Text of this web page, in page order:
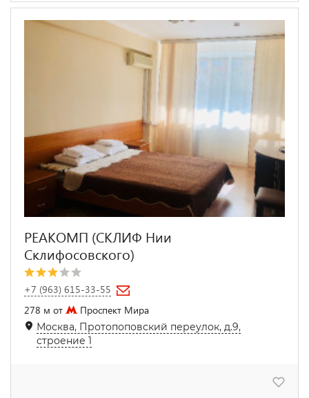
РЕАКОМП (СКЛИФ Нии
Склифосовского)
+7 (963) 615-33-55
278 м от
Проспект Мира
Москва, Протопоповский переулок, д.9,
строение 1